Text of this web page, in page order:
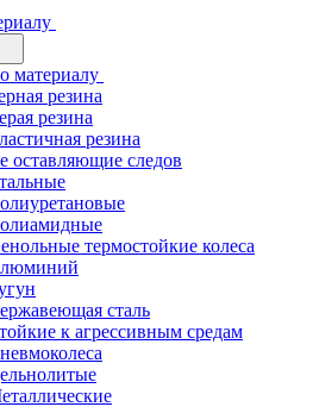
материалу
резина
резина
резина
оставляющие следов
термостойкие колеса
сталь
к агрессивным средам